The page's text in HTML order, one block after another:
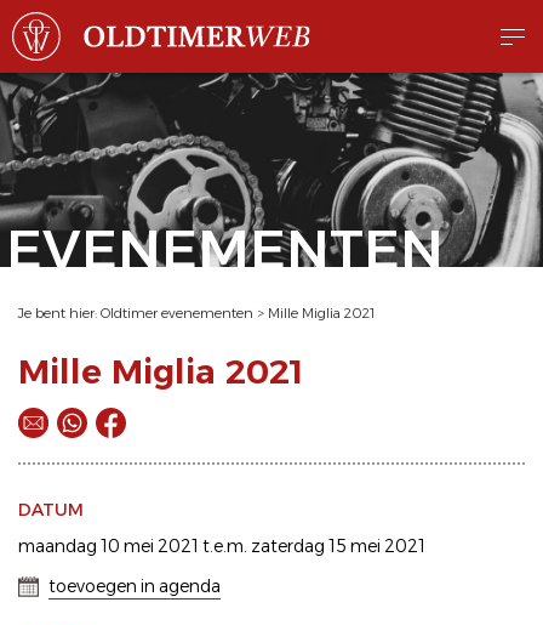
EVENEMENTEN
Je bent hier: Oldtimer evenementen > Mille Miglia 2021
Mille Miglia 2021
DATUM
maandag 10 mei 2021 t.e.m. zaterdag 15 mei 2021
toevoegen in agenda